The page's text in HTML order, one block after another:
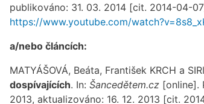
publikováno: 31. 03. 2014 [cit. 2014-04-
https://www.youtube.com/
a/nebo článcích:
MATYÁŠOVÁ, Beáta, František KRCH a
dospívajících. In: Šancedětem.cz[online].
2013, aktualizováno: 16. 12. 2013 [cit.